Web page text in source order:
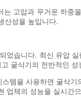
고압과 무거운 하
산성을 높입니다.
습니다. 최신 유압
굴삭기의 전반적인 성
템을 사용하면 굴삭
체의 성능을 실시